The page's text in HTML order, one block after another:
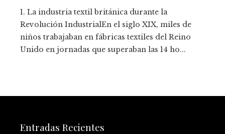
1. La industria textil británica durante la
Revolución IndustrialEn el siglo XIX, miles de
niños trabajaban en fábricas textiles del Reino
Unido en jornadas que superaban las 14 ho...
Entradas Recientes